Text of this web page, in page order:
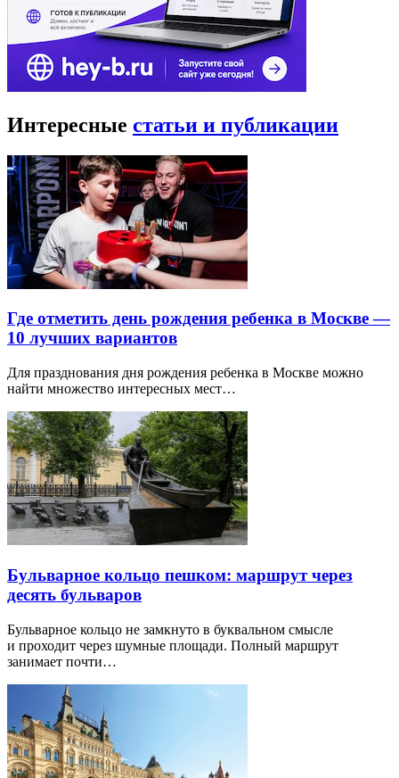
Интересные статьи и публикации
Где отметить день рождения ребенка в Москве —
10 лучших вариантов
Для празднования дня рождения ребенка в Москве можно
найти множество интересных мест…
Бульварное кольцо пешком: маршрут через
десять бульваров
Бульварное кольцо не замкнуто в буквальном смысле
и проходит через шумные площади. Полный маршрут
занимает почти…